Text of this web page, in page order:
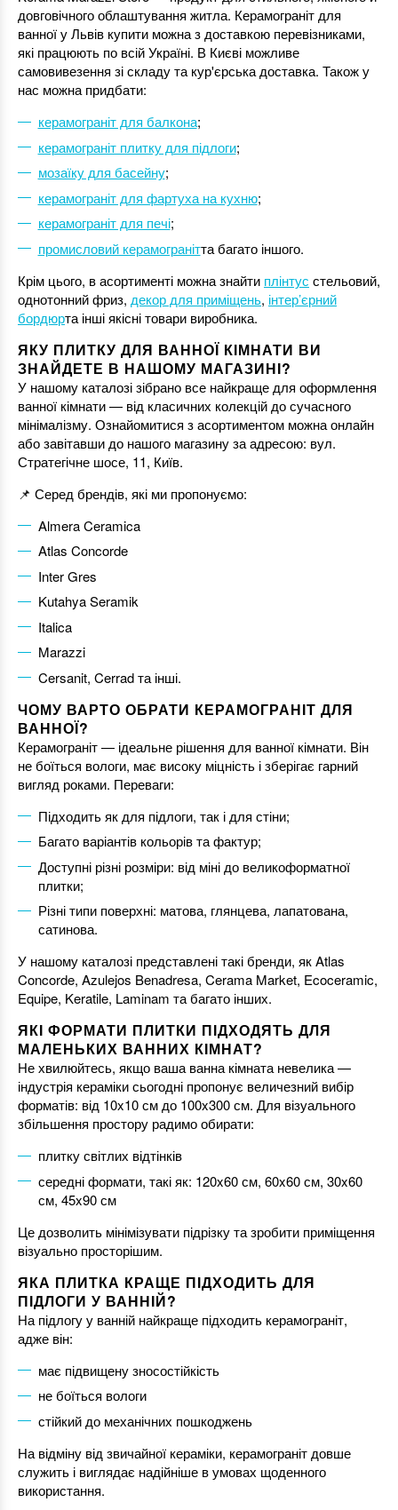
довговічного облаштування житла. Керамограніт для
ванної у Львів купити можна з доставкою перевізниками,
які працюють по всій Україні. В Києві можливе
самовивезення зі складу та кур'єрська доставка. Також у
нас можна придбати:
керамограніт для балкона;
керамограніт плитку для підлоги;
мозаїку для басейну;
керамограніт для фартуха на кухню;
керамограніт для печі;
промисловий керамогранітта багато іншого.
Крім цього, в асортименті можна знайти плінтус стельовий,
однотонний фриз, декор для приміщень, інтер’єрний
бордюрта інші якісні товари виробника.
ЯКУ ПЛИТКУ ДЛЯ ВАННОЇ КІМНАТИ ВИ
ЗНАЙДЕТЕ В НАШОМУ МАГАЗИНІ?
У нашому каталозі зібрано все найкраще для оформлення
ванної кімнати — від класичних колекцій до сучасного
мінімалізму. Ознайомитися з асортиментом можна онлайн
або завітавши до нашого магазину за адресою: вул.
Стратегічне шосе, 11, Київ.
📌 Серед брендів, які ми пропонуємо:
Almera Ceramica
Atlas Concorde
Inter Gres
Kutahya Seramik
Italica
Marazzi
Cersanit, Cerrad та інші.
ЧОМУ ВАРТО ОБРАТИ КЕРАМОГРАНІТ ДЛЯ
ВАННОЇ?
Керамограніт — ідеальне рішення для ванної кімнати. Він
не боїться вологи, має високу міцність і зберігає гарний
вигляд роками. Переваги:
Підходить як для підлоги, так і для стіни;
Багато варіантів кольорів та фактур;
Доступні різні розміри: від міні до великоформатної
плитки;
Різні типи поверхні: матова, глянцева, лапатована,
сатинова.
У нашому каталозі представлені такі бренди, як Atlas
Concorde, Azulejos Benadresa, Cerama Market, Ecoceramic,
Equipe, Keratile, Laminam та багато інших.
ЯКІ ФОРМАТИ ПЛИТКИ ПІДХОДЯТЬ ДЛЯ
МАЛЕНЬКИХ ВАННИХ КІМНАТ?
Не хвилюйтесь, якщо ваша ванна кімната невелика —
індустрія кераміки сьогодні пропонує величезний вибір
форматів: від 10x10 см до 100x300 см. Для візуального
збільшення простору радимо обирати:
плитку світлих відтінків
середні формати, такі як: 120x60 см, 60x60 см, 30x60
см, 45x90 см
Це дозволить мінімізувати підрізку та зробити приміщення
візуально просторішим.
ЯКА ПЛИТКА КРАЩЕ ПІДХОДИТЬ ДЛЯ
ПІДЛОГИ У ВАННІЙ?
На підлогу у ванній найкраще підходить керамограніт,
адже він:
має підвищену зносостійкість
не боїться вологи
стійкий до механічних пошкоджень
На відміну від звичайної кераміки, керамограніт довше
служить і виглядає надійніше в умовах щоденного
використання.